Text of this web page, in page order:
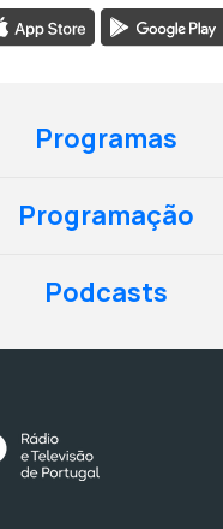
Programas
Programação
Podcasts